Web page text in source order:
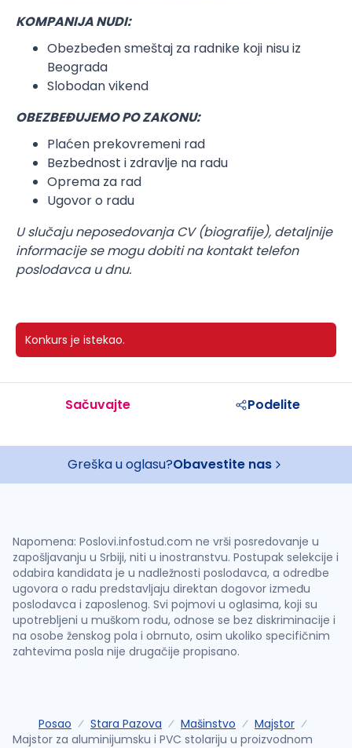
KOMPANIJA NUDI:
Obezbeđen smeštaj za radnike koji nisu iz
Beograda
Slobodan vikend
OBEZBEĐUJEMO PO ZAKONU:
Plaćen prekovremeni rad
Bezbednost i zdravlje na radu
Oprema za rad
Ugovor o radu
U slučaju neposedovanja CV (biografije), detaljnije
informacije se mogu dobiti na kontakt telefon
poslodavca u dnu.
Konkurs je istekao.
Sačuvajte Podelite
Greška u oglasu?Obavestite nas
Napomena: Poslovi.infostud.com ne vrši posredovanje u
zapošljavanju u Srbiji, niti u inostranstvu. Postupak selekcije i
odabira kandidata je u nadležnosti poslodavca, a odredbe
ugovora o radu predstavljaju direktan dogovor između
poslodavca i zaposlenog. Svi pojmovi u oglasima, koji su
upotrebljeni u muškom rodu, odnose se bez diskriminacije i
na osobe ženskog pola i obrnuto, osim ukoliko specifičnim
zahtevima posla nije drugačije propisano.
Posao Stara Pazova Mašinstvo
Majstor
Majstor za aluminijumsku i PVC stolariju u proizvodnom